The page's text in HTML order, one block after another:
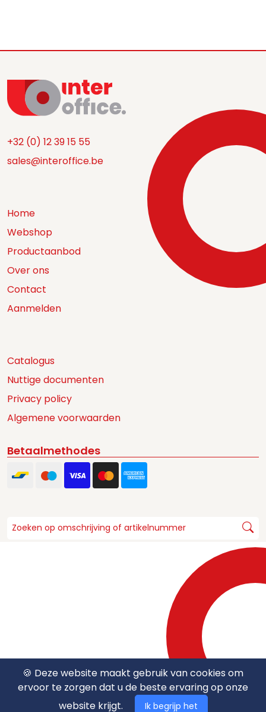
+32 (0) 12 39 15 55
sales@interoffice.be
Home
Webshop
Productaanbod
Over ons
Contact
Aanmelden
Catalogus
Nuttige documenten
Privacy policy
Algemene voorwaarden
Betaalmethodes
🍪 Deze website maakt gebruik van cookies om
ervoor te zorgen dat u de beste ervaring op onze
website krijgt.
Ik begrijp het